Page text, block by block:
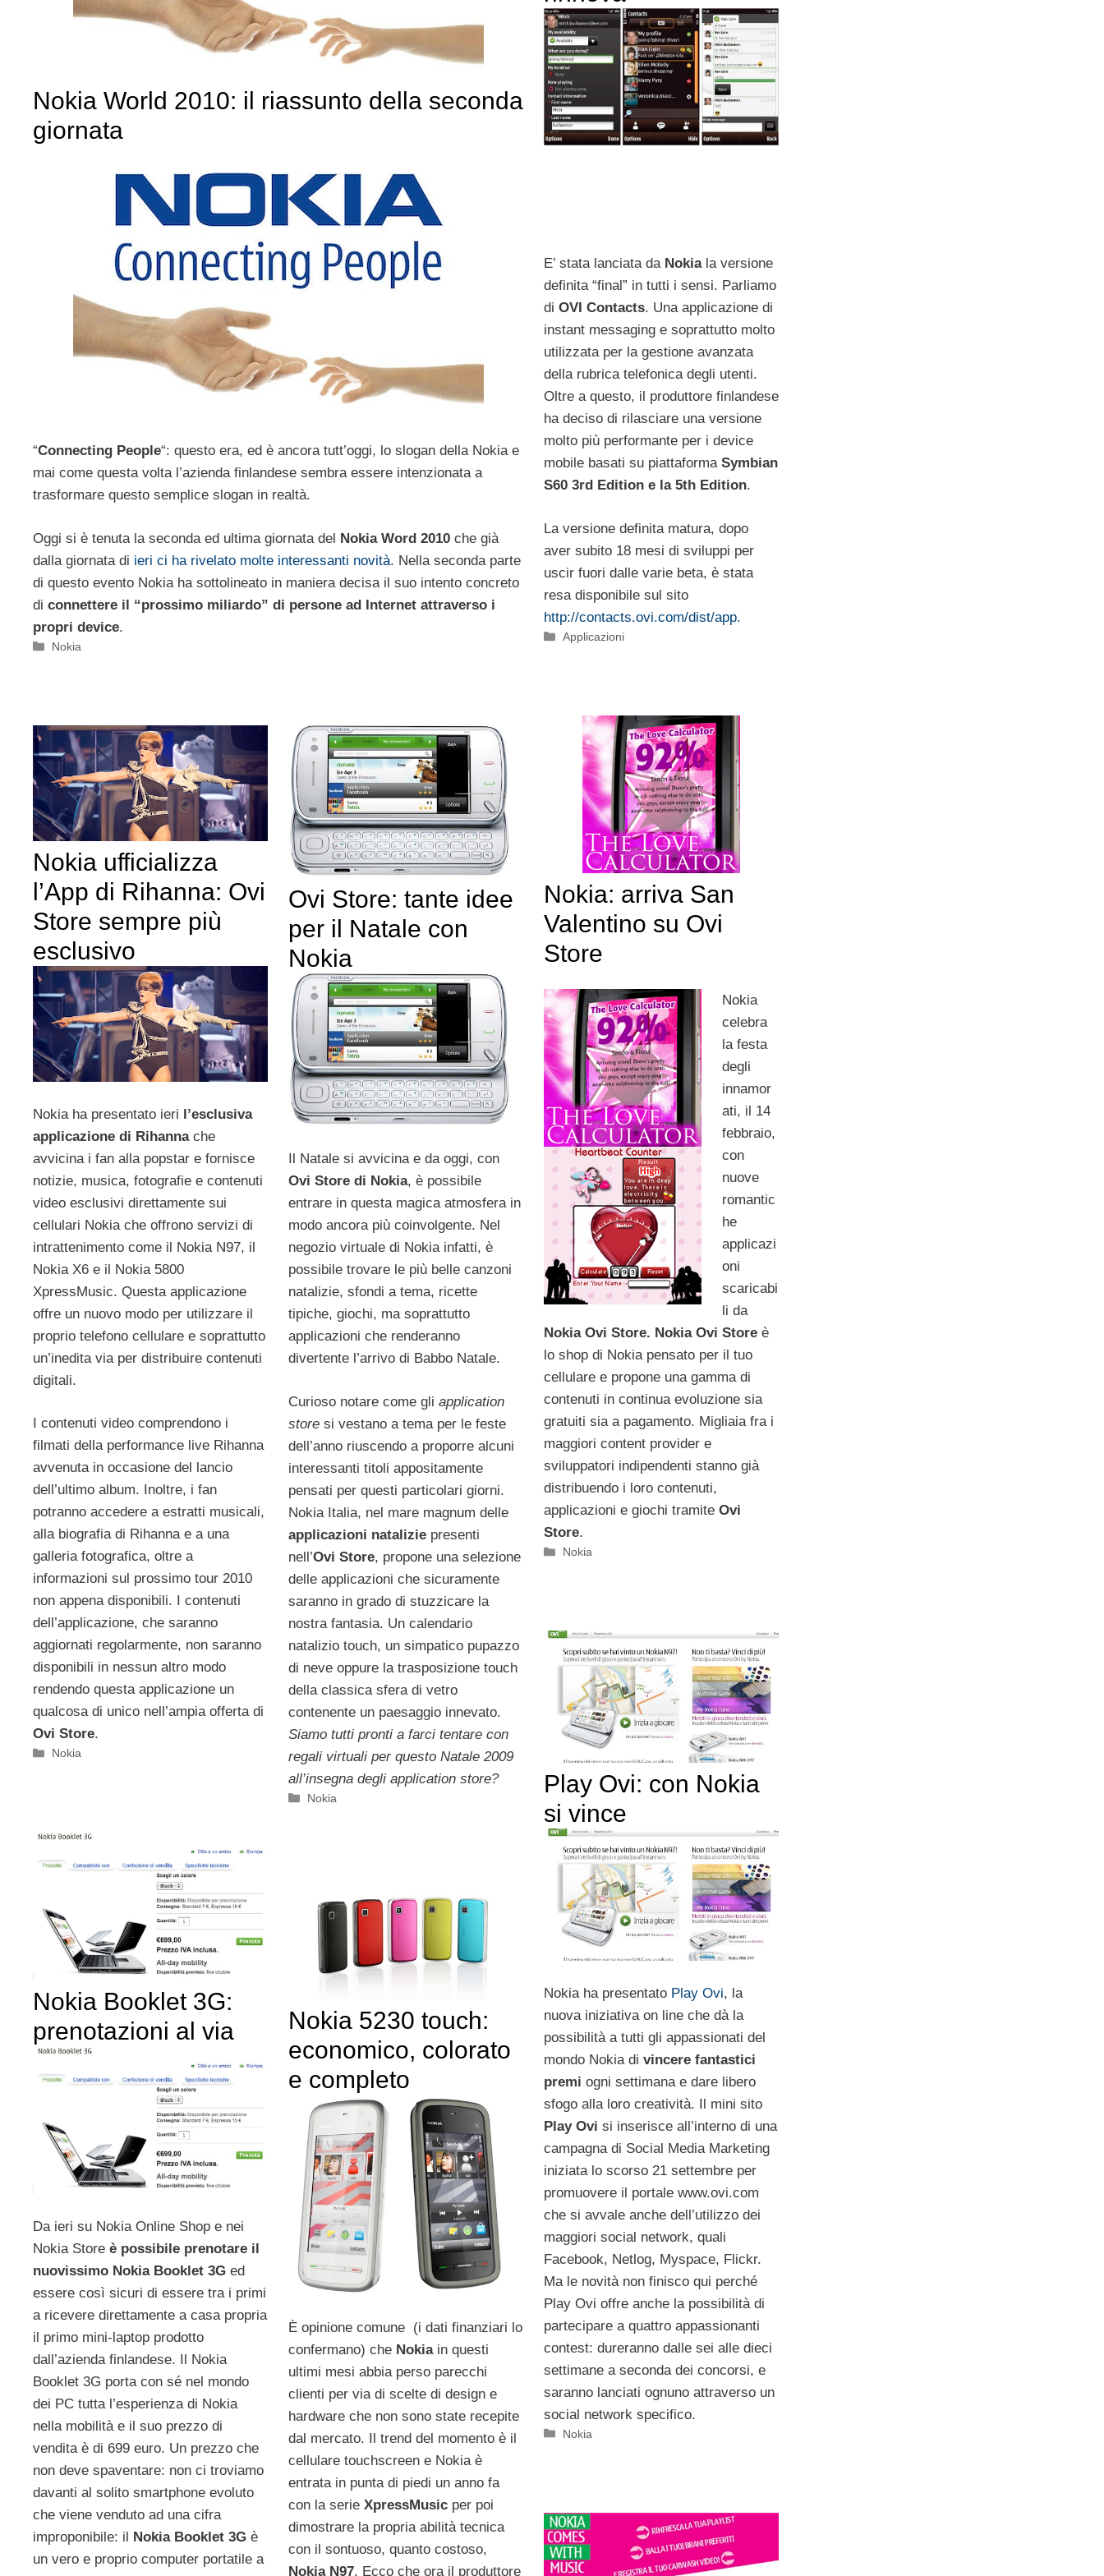
Nokia World 2010: il riassunto della seconda
giornata
“Connecting People“: questo era, ed è ancora tutt’oggi, lo slogan della Nokia e
mai come questa volta l’azienda finlandese sembra essere intenzionata a
trasformare questo semplice slogan in realtà.
Oggi si è tenuta la seconda ed ultima giornata del Nokia Word 2010 che già
dalla giornata di ieri ci ha rivelato molte interessanti novità. Nella seconda parte
di questo evento Nokia ha sottolineato in maniera decisa il suo intento concreto
di connettere il “prossimo miliardo” di persone ad Internet attraverso i
propri device.
Categorie
Nokia
E’ stata lanciata da Nokiala versione
definita “final” in tutti i sensi. Parliamo
di OVI Contacts. Una applicazione di
instant messaging e soprattutto molto
utilizzata per la gestione avanzata
della rubrica telefonica degli utenti.
Oltre a questo, il produttore finlandese
ha deciso di rilasciare una versione
molto più performante per i device
mobile basati su piattaforma Symbian
S60 3rd Edition e la 5th Edition.
La versione definita matura, dopo
aver subito 18 mesi di sviluppi per
uscir fuori dalle varie beta, è stata
resa disponibile sul sito
http://contacts.ovi.com/dist/app.
Categorie
Applicazioni
Nokia: arriva San
Valentino su Ovi
Store
Nokia
celebra
la festa
degli
innamor
ati, il 14
febbraio,
con
nuove
romantic
he
applicazi
oni
scaricabi
li da
Nokia Ovi Store. Nokia Ovi Storeè
lo shop di Nokia pensato per il tuo
cellulare e propone una gamma di
contenuti in continua evoluzione sia
gratuiti sia a pagamento. Migliaia fra i
maggiori content provider e
sviluppatori indipendenti stanno già
distribuendo i loro contenuti,
applicazioni e giochi tramite Ovi
Store.
Categorie
Nokia
Nokia ufficializza
l’App di Rihanna: Ovi
Store sempre più
esclusivo
Nokia ha presentato ieri l’esclusiva
applicazione di Rihannache
avvicina i fan alla popstar e fornisce
notizie, musica, fotografie e contenuti
video esclusivi direttamente sui
cellulari Nokia che offrono servizi di
intrattenimento come il Nokia N97, il
Nokia X6 e il Nokia 5800
XpressMusic. Questa applicazione
offre un nuovo modo per utilizzare il
proprio telefono cellulare e soprattutto
un’inedita via per distribuire contenuti
digitali.
I contenuti video comprendono i
filmati della performance live Rihanna
avvenuta in occasione del lancio
dell’ultimo album. Inoltre, i fan
potranno accedere a estratti musicali,
alla biografia di Rihanna e a una
galleria fotografica, oltre a
informazioni sul prossimo tour 2010
non appena disponibili. I contenuti
dell’applicazione, che saranno
aggiornati regolarmente, non saranno
disponibili in nessun altro modo
rendendo questa applicazione un
qualcosa di unico nell’ampia offerta di
Ovi Store.
Categorie
Nokia
Ovi Store: tante idee
per il Natale con
Nokia
Il Natale si avvicina e da oggi, con
Ovi Store di Nokia, è possibile
entrare in questa magica atmosfera in
modo ancora più coinvolgente. Nel
negozio virtuale di Nokia infatti, è
possibile trovare le più belle canzoni
natalizie, sfondi a tema, ricette
tipiche, giochi, ma soprattutto
applicazioni che renderanno
divertente l’arrivo di Babbo Natale.
Curioso notare come gli application
storesi vestano a tema per le feste
dell’anno riuscendo a proporre alcuni
interessanti titoli appositamente
pensati per questi particolari giorni.
Nokia Italia, nel mare magnum delle
applicazioni nataliziepresenti
nell’Ovi Store, propone una selezione
delle applicazioni che sicuramente
saranno in grado di stuzzicare la
nostra fantasia. Un calendario
natalizio touch, un simpatico pupazzo
di neve oppure la trasposizione touch
della classica sfera di vetro
contenente un paesaggio innevato.
Siamo tutti pronti a farci tentare con
regali virtuali per questo Natale 2009
all’insegna degli application store?
Categorie
Nokia
Play Ovi: con Nokia
si vince
Nokia ha presentato Play Ovi, la
nuova iniziativa on line che dà la
possibilità a tutti gli appassionati del
mondo Nokia di vincere fantastici
premi ogni settimana e dare libero
sfogo alla loro creatività. Il mini sito
Play Ovi si inserisce all’interno di una
campagna di Social Media Marketing
iniziata lo scorso 21 settembre per
promuovere il portale www.ovi.com
che si avvale anche dell’utilizzo dei
maggiori social network, quali
Facebook, Netlog, Myspace, Flickr.
Ma le novità non finisco qui perché
Play Ovi offre anche la possibilità di
partecipare a quattro appassionanti
contest: dureranno dalle sei alle dieci
settimane a seconda dei concorsi, e
saranno lanciati ognuno attraverso un
social network specifico.
Categorie
Nokia
Nokia Booklet 3G:
prenotazioni al via
Da ieri su Nokia Online Shop e nei
Nokia Store è possibile prenotare il
nuovissimo Nokia Booklet 3G ed
essere così sicuri di essere tra i primi
a ricevere direttamente a casa propria
il primo mini-laptop prodotto
dall’azienda finlandese. Il Nokia
Booklet 3G porta con sé nel mondo
dei PC tutta l’esperienza di Nokia
nella mobilità e il suo prezzo di
vendita è di 699 euro. Un prezzo che
non deve spaventare: non ci troviamo
davanti al solito smartphone evoluto
che viene venduto ad una cifra
improponibile: il Nokia Booklet 3G è
un vero e proprio computer portatile a
Nokia 5230 touch:
economico, colorato
e completo
È opinione comune (i dati finanziari lo
confermano) che Nokiain questi
ultimi mesi abbia perso parecchi
clienti per via di scelte di design e
hardware che non sono state recepite
dal mercato. Il trend del momento è il
cellulare touchscreen e Nokia è
entrata in punta di piedi un anno fa
con la serie XpressMusicper poi
dimostrare la propria abilità tecnica
con il sontuoso, quanto costoso,
Nokia N97. Ecco che ora il produttore